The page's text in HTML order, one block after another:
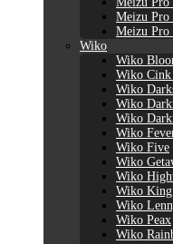
Meizu Pro
Meizu Pro
Wiko
Wiko
Wiko
Wiko
Wiko
Wiko
Wiko
Wiko Five
Wiko
Wiko
Wiko King
Wiko
Wiko Peax
Wiko